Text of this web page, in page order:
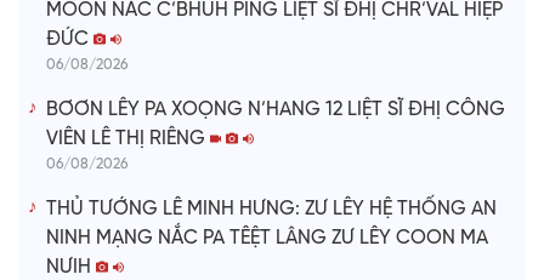
MOON NẮC C’BHUH PING LIỆT SĨ ĐHỊ CHR’VAL HIỆP
ĐỨC
06/08/2026
BƠƠN LÊY PA XOỌNG N’HANG 12 LIỆT SĨ ĐHỊ CÔNG
VIÊN LÊ THỊ RIÊNG
06/08/2026
THỦ TƯỚNG LÊ MINH HƯNG: ZƯ LÊY HỆ THỐNG AN
NINH MẠNG NẮC PA TÊỆT LÂNG ZƯ LÊY COON MA
NƯIH